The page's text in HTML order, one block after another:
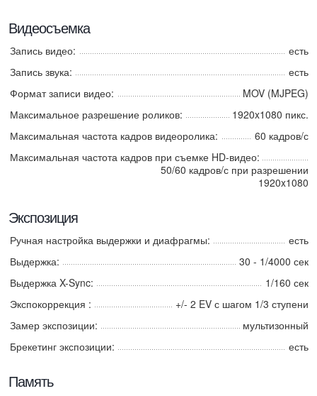
Видеосъемка
Запись видео:
есть
Запись звука:
есть
Формат записи видео:
MOV (MJPEG)
Максимальное разрешение роликов:
1920x1080 пикс.
Максимальная частота кадров видеоролика:
60 кадров/с
Максимальная частота кадров при съемке HD-видео:
50/60 кадров/с при разрешении
1920x1080
Экспозиция
Ручная настройка выдержки и диафрагмы:
есть
Выдержка:
30 - 1/4000 сек
Выдержка X-Sync:
1/160 сек
Экспокоррекция :
+/- 2 EV с шагом 1/3 ступени
Замер экспозиции:
мультизонный
Брекетинг экспозиции:
есть
Память